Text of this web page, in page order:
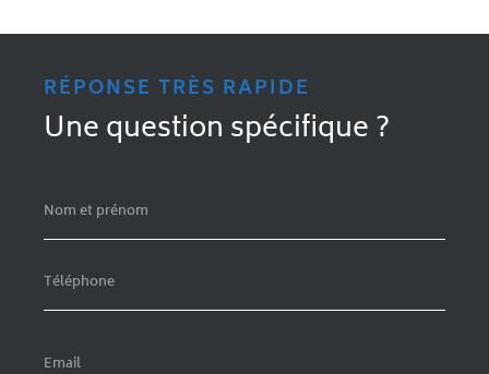
RÉPONSE TRÈS RAPIDE
Une question spécifique ?